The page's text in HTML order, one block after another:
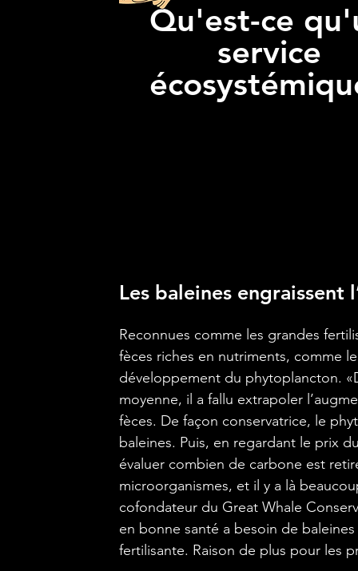
Qu'est-ce
service
Les baleines engraissent
Reconnues comme les grandes
fèces riches en nutriments, comme
développement du phytoplancton.
moyenne, il a fallu extrapoler
fèces. De façon conservatrice, le
baleines. Puis, en regardant le prix
évaluer combien de carbone est
microorganismes, et il y a là
cofondateur du Great Whale
en bonne santé a besoin de
fertilisante. Raison de plus pour les